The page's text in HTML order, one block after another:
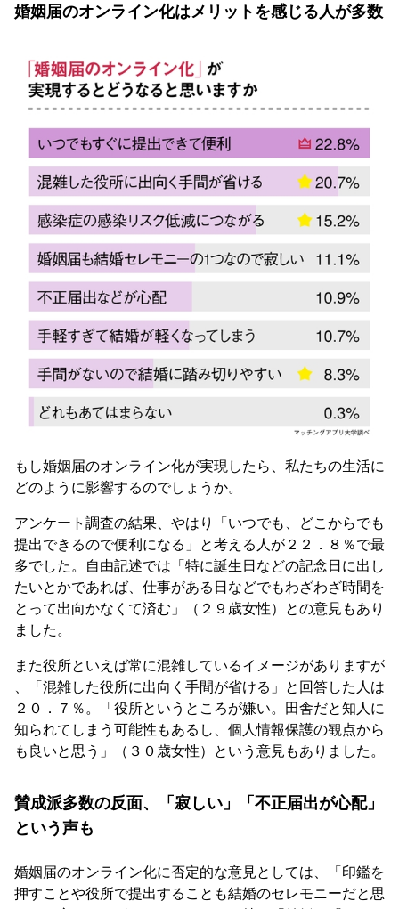
婚姻届のオンライン化はメリットを感じる人が多数
もし婚姻届のオンライン化が実現したら、私たちの生活に
どのように影響するのでしょうか。
アンケート調査の結果、やはり「いつでも、どこからでも
提出できるので便利になる」と考える人が２２．８％で最
多でした。自由記述では「特に誕生日などの記念日に出し
たいとかであれば、仕事がある日などでもわざわざ時間を
とって出向かなくて済む」（２９歳女性）との意見もあり
ました。
また役所といえば常に混雑しているイメージがありますが
、「混雑した役所に出向く手間が省ける」と回答した人は
２０．７％。「役所というところが嫌い。田舎だと知人に
知られてしまう可能性もあるし、個人情報保護の観点から
も良いと思う」（３０歳女性）という意見もありました。
賛成派多数の反面、「寂しい」「不正届出が心配」
という声も
婚姻届のオンライン化に否定的な意見としては、「印鑑を
押すことや役所で提出することも結婚のセレモニーだと思